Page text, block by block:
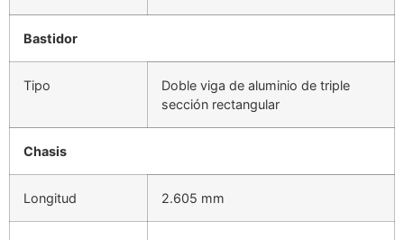
Bastidor
Tipo
Doble viga de aluminio de triple
sección rectangular
Chasis
Longitud 2.605 mm